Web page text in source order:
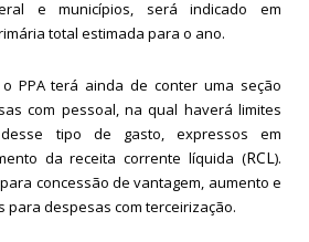
e municípios, será indicado em
total estimada para o ano.
PPA terá ainda de conter uma seção
com pessoal, na qual haverá limites
tipo de gasto, expressos em
da receita corrente líquida (RCL).
concessão de vantagem, aumento e
para despesas com terceirização.